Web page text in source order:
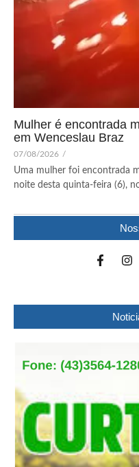
Mulher é encontrada
em Wenceslau Braz
07/08/2026 /
Uma mulher foi encontrada
noite desta quinta-feira (6),